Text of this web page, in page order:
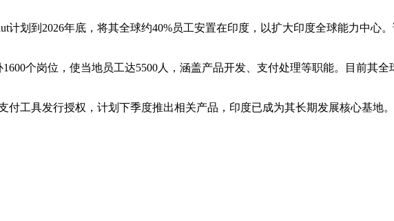
计划到2026年底，将其全球约40%员工安置在印度，以扩大印度全球能力中心
个岗位，使当地员工达5500人，涵盖产品开发、支付处理等职能。目前其
付工具发行授权，计划下季度推出相关产品，印度已成为其长期发展核心基地。